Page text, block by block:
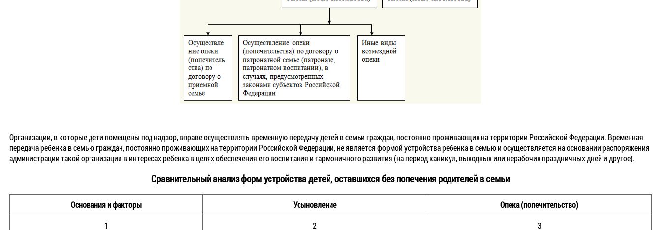
Организации, в которые дети помещены под надзор, вправе осуществлять временную передачу детей в семьи граждан, постоянно проживающих на территории Российской Федерации. Временная
передача ребенка в семью граждан, постоянно проживающих на территории Российской Федерации, не является формой устройства ребенка в семью и осуществляется на основании распоряжения
администрации такой организации в интересах ребенка в целях обеспечения его воспитания и гармоничного развития (на период каникул, выходных или нерабочих праздничных дней и другое).
Сравнительный анализ форм устройства детей, оставшихся без попечения родителей в семьи
Основания и факторы Усыновление
Опека (попечительство)
1
2
3